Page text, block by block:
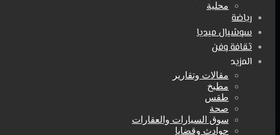
محلية
رياضة
سوشيال ميديا
ثقافة وفن
المزيد
مقالات وتقارير
مطبخ
طقس
صحة
سوق السيارات والعقارات
حوادث وقضايا